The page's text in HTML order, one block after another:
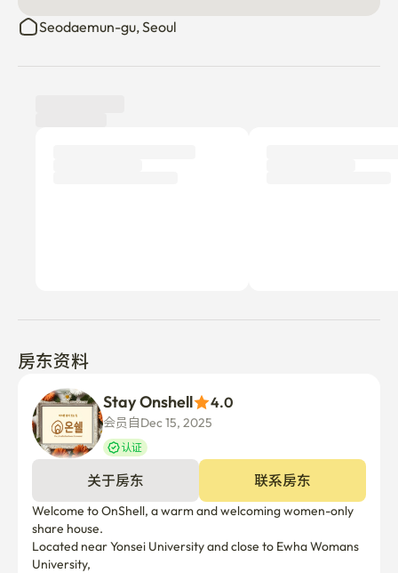
Seodaemun-gu, Seoul
房东资料
Stay Onshell 4.0
会员自Dec 15, 2025
认证
关于房东 联系房东
Welcome to OnShell, a warm and welcoming women-only
share house.
Located near Yonsei University and close to Ewha Womans
University,